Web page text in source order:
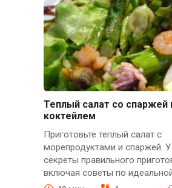
Теплый салат со спаржей
коктейлем
Приготовьте теплый салат с
морепродуктами и спаржей.
секреты правильного
включая советы по